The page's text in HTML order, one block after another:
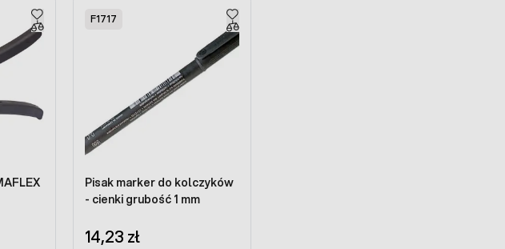
F1717
Pisak marker do kolczyków
- cienki grubość 1 mm
14,23 zł